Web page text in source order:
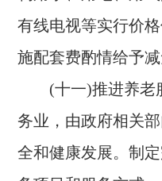
有线电视等实行价
施配套费酌情给予减
(十一)推进养老
务业，由政府相关
全和健康发展。制